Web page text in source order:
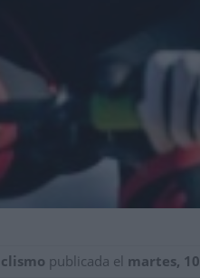
publicada el martes,